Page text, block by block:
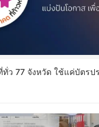
ว 77 จังหวัด ใช้แค่บัตรป